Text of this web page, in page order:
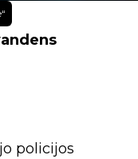
policijos